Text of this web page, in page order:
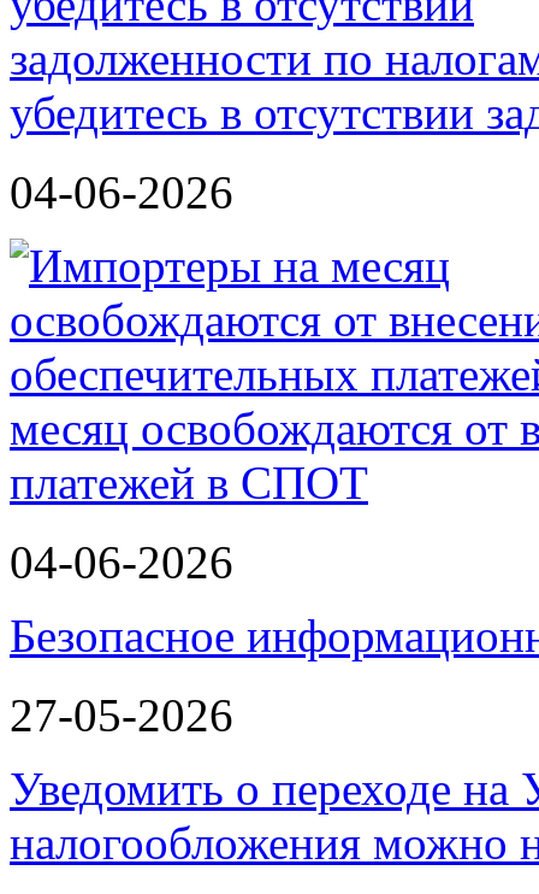
убедитесь в отсутствии
04-06-2026
месяц освобождаются от
платежей в СПОТ
04-06-2026
Безопасное
27-05-2026
Уведомить о переходе
налогообложения можно